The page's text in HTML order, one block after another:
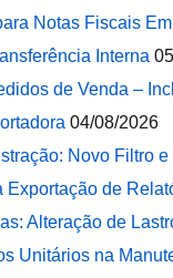
Notas Fiscais
Interna
de Venda –
04/08/2026
Novo Filtro
Exportação de
Alteração de
Unitários na